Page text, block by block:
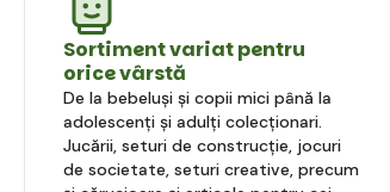
Sortiment variat pentru
orice vârstă
De la bebeluși și copii mici până la
adolescenți și adulți colecționari.
Jucării, seturi de construcție, jocuri
de societate, seturi creative, precum